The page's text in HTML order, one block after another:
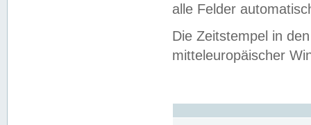
alle Felder
Die Zeitstempel in
mitteleuropäischer